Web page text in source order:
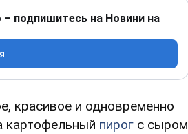
– подпишитесь на Новини на
красивое и одновременно
картофельный пирог с сыром